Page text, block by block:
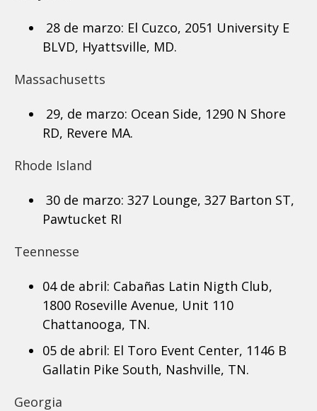
28 de marzo: El Cuzco, 2051 University E
BLVD, Hyattsville, MD.
Massachusetts
29, de marzo: Ocean Side, 1290 N Shore
RD, Revere MA.
Rhode Island
30 de marzo: 327 Lounge, 327 Barton ST,
Pawtucket RI
Teennesse
04 de abril: Cabañas Latin Nigth Club,
1800 Roseville Avenue, Unit 110
Chattanooga, TN.
05 de abril: El Toro Event Center, 1146 B
Gallatin Pike South, Nashville, TN.
Georgia